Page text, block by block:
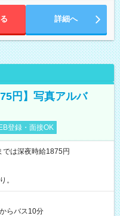
詳細へ
円】写真アルバ
登録・面接OK
は深夜時給1875円
。
らバス10分